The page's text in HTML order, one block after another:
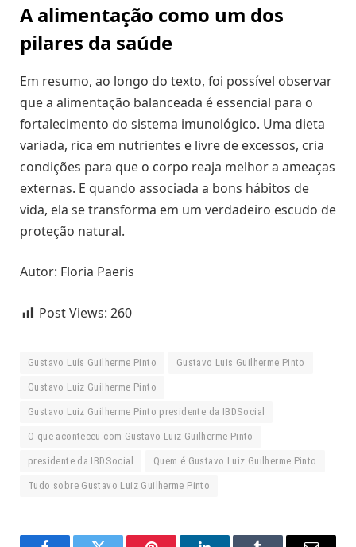
A alimentação como um dos
pilares da saúde
Em resumo, ao longo do texto, foi possível observar
que a alimentação balanceada é essencial para o
fortalecimento do sistema imunológico. Uma dieta
variada, rica em nutrientes e livre de excessos, cria
condições para que o corpo reaja melhor a ameaças
externas. E quando associada a bons hábitos de
vida, ela se transforma em um verdadeiro escudo de
proteção natural.
Autor: Floria Paeris
Post Views: 260
Gustavo Luís Guilherme Pinto Gustavo Luis Guilherme Pinto
Gustavo Luiz Guilherme Pinto
Gustavo Luiz Guilherme Pinto presidente da IBDSocial
O que aconteceu com Gustavo Luiz Guilherme Pinto
presidente da IBDSocial Quem é Gustavo Luiz Guilherme Pinto
Tudo sobre Gustavo Luiz Guilherme Pinto